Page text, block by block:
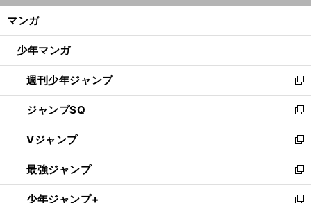
ン
ウ
開
く
マンガ
少年マンガ
週刊少年ジャンプ
新
し
い
ウ
ィ
ン
ド
ウ
で
ジャンプSQ
新
し
い
ウ
ィ
ン
ド
Vジャンプ
新
し
い
ウ
最強ジャンプ
新
し
少年ジャンプ+